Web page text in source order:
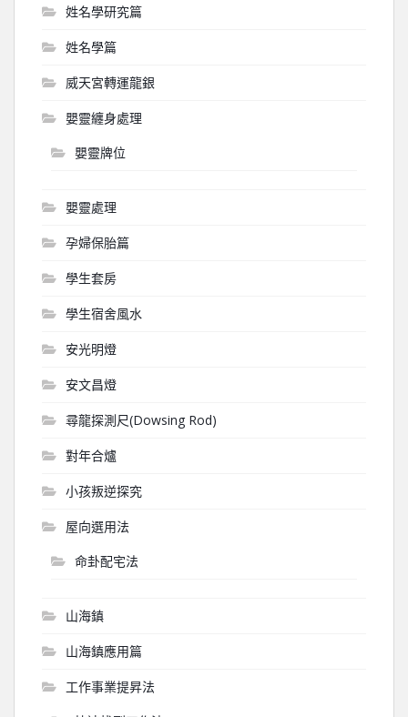
姓名學研究篇
姓名學篇
威天宮轉運龍銀
嬰靈纏身處理
嬰靈牌位
嬰靈處理
孕婦保胎篇
學生套房
學生宿舍風水
安光明燈
安文昌燈
尋龍探測尺(Dowsing Rod)
對年合爐
小孩叛逆探究
屋向選用法
命卦配宅法
山海鎮
山海鎮應用篇
工作事業提昇法